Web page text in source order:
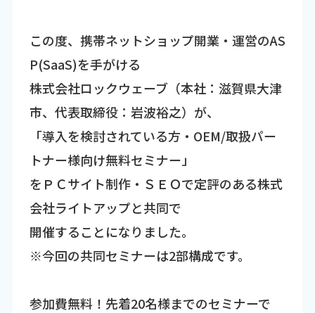
この度、携帯ネットショップ開業・運営のAS
P(SaaS)を手がける
株式会社ロックウェーブ（本社：滋賀県大津
市、代表取締役：岩波裕之）が、
「導入を検討されている方・OEM/取扱パー
トナー様向け無料セミナー」
をＰＣサイト制作・ＳＥＯで定評のある株式
会社ライトアップと共同で
開催することになりました。
※今回の共同セミナーは2部構成です。
参加費無料！先着20名様までのセミナーで